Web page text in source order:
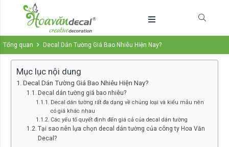
Tổng quan Decal Dán Tường Giá Bao Nhiêu Hiện Nay?
Mục lục nội dung
Decal Dán Tường Giá Bao Nhiêu Hiện Nay?
Decal dán tường giá bao nhiêu?
Decal dán tường rất đa dạng về chủng loại và kiểu mẫu nên
có giá khác nhau
Các yếu tố quyết định đến giá cả của decal dán tường
Tại sao nên lựa chọn decal dán tường của công ty Hoa Văn
Decal?